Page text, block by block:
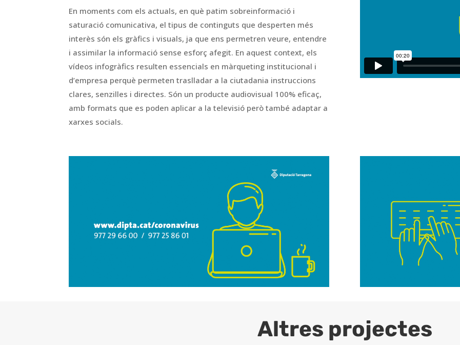
En moments com els actuals, en què patim sobreinformació i
saturació comunicativa, el tipus de continguts que desperten més
interès són els gràfics i visuals, ja que ens permetren veure, entendre
i assimilar la informació sense esforç afegit. En aquest context, els
vídeos infogràfics resulten essencials en màrqueting institucional i
d’empresa perquè permeten traslladar a la ciutadania instruccions
clares, senzilles i directes. Són un producte audiovisual 100% eficaç,
amb formats que es poden aplicar a la televisió però també adaptar a
xarxes socials.
Altres projectes